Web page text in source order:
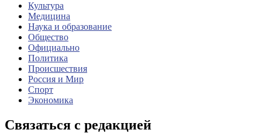
Культура
Медицина
Наука и образование
Общество
Официально
Политика
Происшествия
Россия и Мир
Спорт
Экономика
Связаться с редакцией